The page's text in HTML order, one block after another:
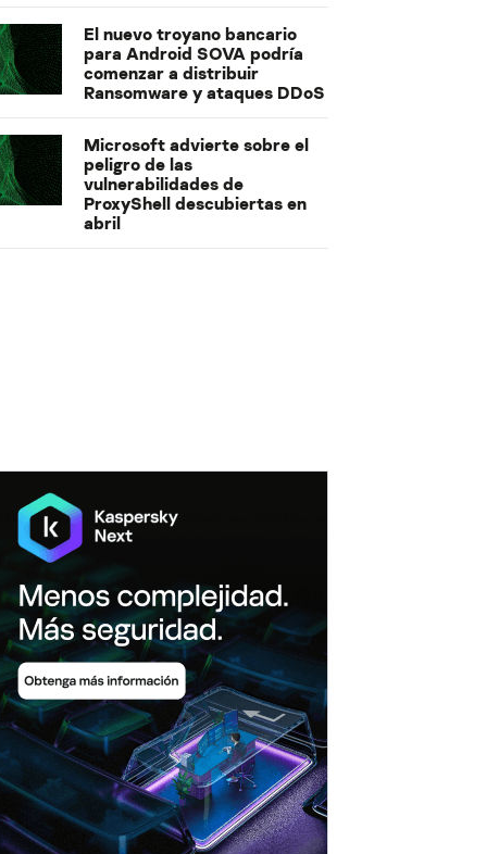
El nuevo troyano bancario
para Android SOVA podría
comenzar a distribuir
Ransomware y ataques DDoS
Microsoft advierte sobre el
peligro de las
vulnerabilidades de
ProxyShell descubiertas en
abril